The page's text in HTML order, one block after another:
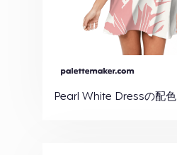
Pearl White Dressの配色